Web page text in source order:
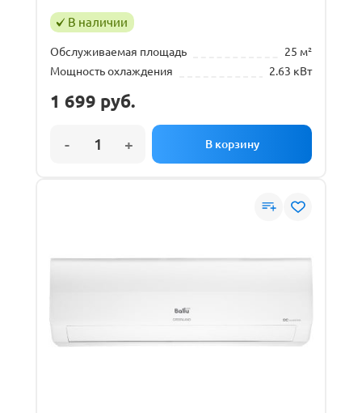
В наличии
Обслуживаемая площадь
25 м²
Мощность охлаждения
2.63 кВт
1 699 руб.